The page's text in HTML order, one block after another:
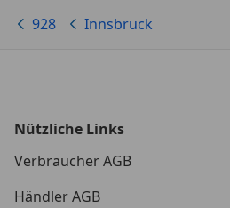
928 Innsbruck
Nützliche Links
Verbraucher AGB
Händler AGB